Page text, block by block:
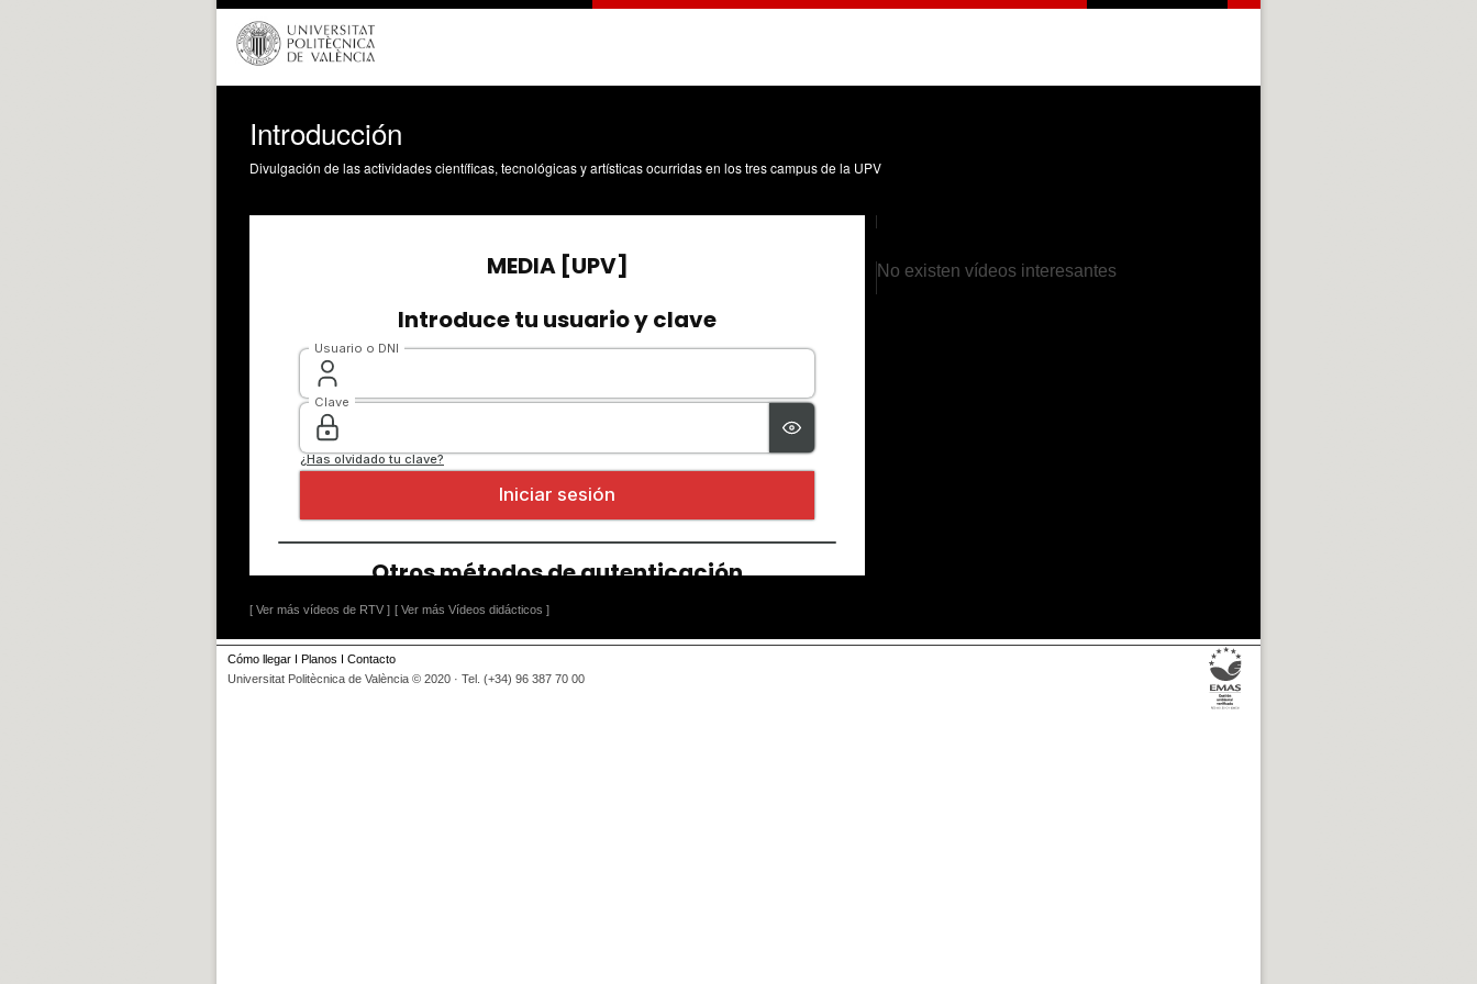
Introducción
Divulgación de las actividades científicas, tecnológicas y artísticas ocurridas en los tres campus de la UPV
[ Ver más vídeos de RTV ] [ Ver más Vídeos didácticos ]
No existen vídeos interesantes
Cómo llegar I Planos I Contacto
Universitat Politècnica de València © 2020 · Tel. (+34) 96 387 70 00